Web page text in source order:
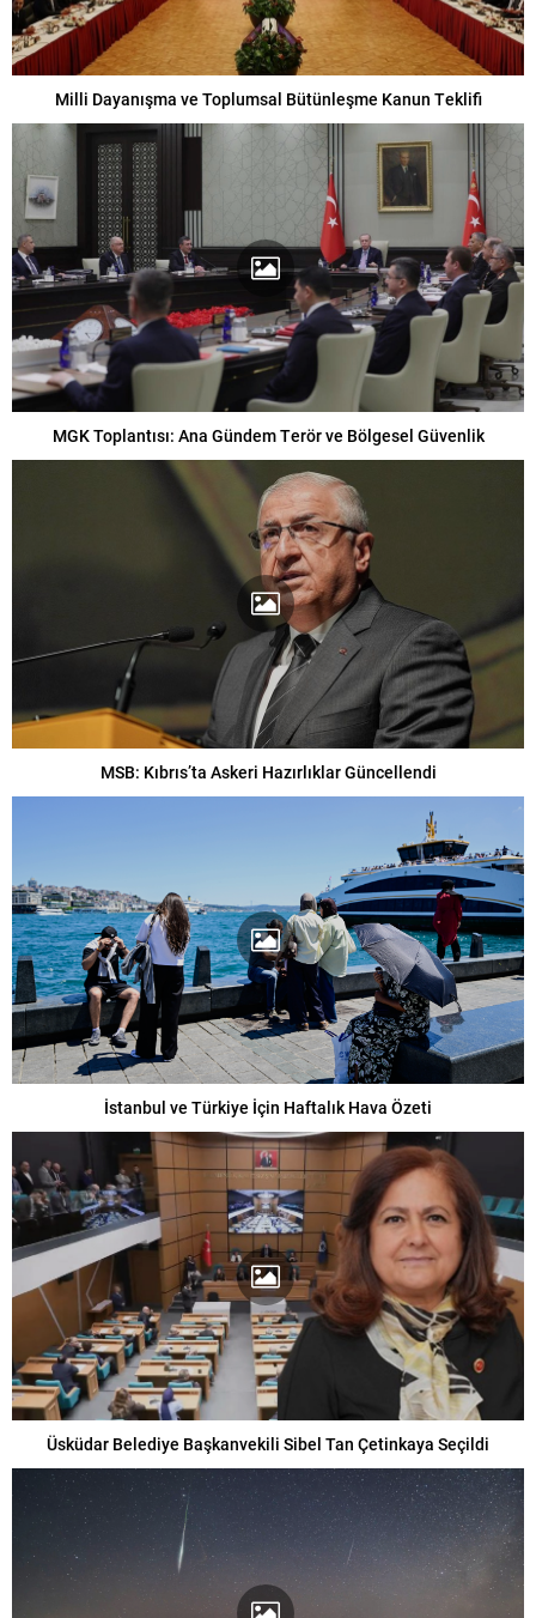
Milli Dayanışma ve Toplumsal Bütünleşme Kanun Teklifi
MGK Toplantısı: Ana Gündem Terör ve Bölgesel Güvenlik
MSB: Kıbrıs’ta Askeri Hazırlıklar Güncellendi
İstanbul ve Türkiye İçin Haftalık Hava Özeti
Üsküdar Belediye Başkanvekili Sibel Tan Çetinkaya Seçildi